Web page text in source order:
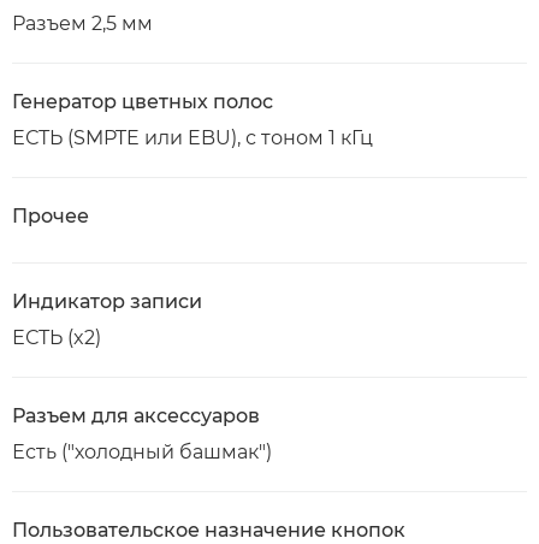
Разъем 2,5 мм
Генератор цветных полос
ЕСТЬ (SMPTE или EBU), с тоном 1 кГц
Прочее
Индикатор записи
ЕСТЬ (x2)
Разъем для аксессуаров
Есть ("холодный башмак")
Пользовательское назначение кнопок